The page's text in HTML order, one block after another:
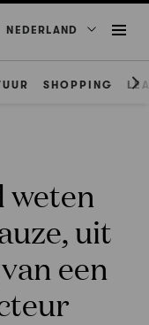
NEDERLAND
SHOPPING
weten
uit
een